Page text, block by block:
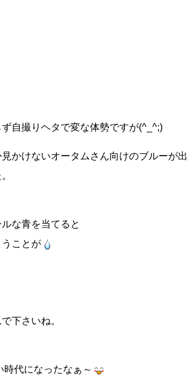
自撮りヘタで変な体勢ですが(^_^;)
かけないオータムさん向けのブルーが出
な青を当てると
ことが
下さいね。
代になったなぁ～